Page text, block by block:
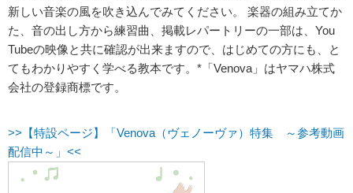
新しい音楽の風を吹き込んでみてください。 楽器の組み立てか
た、音の出し方から練習曲、掲載レパートリーの一部は、You
Tubeの映像と共に確認が出来ますので、はじめての方にも、と
てもわかりやすく学べる教本です。*「Venova」はヤマハ株式
会社の登録商標です。
>>【特設ページ】「Venova（ヴェノーヴァ）特集 ～参考動画
配信中～」<<